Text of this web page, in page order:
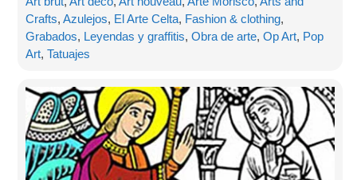
Crafts, Azulejos, El Arte Celta, Fashion & clothing,
Grabados, Leyendas y graffitis, Obra de arte, Op Art, Pop
Art, Tatuajes